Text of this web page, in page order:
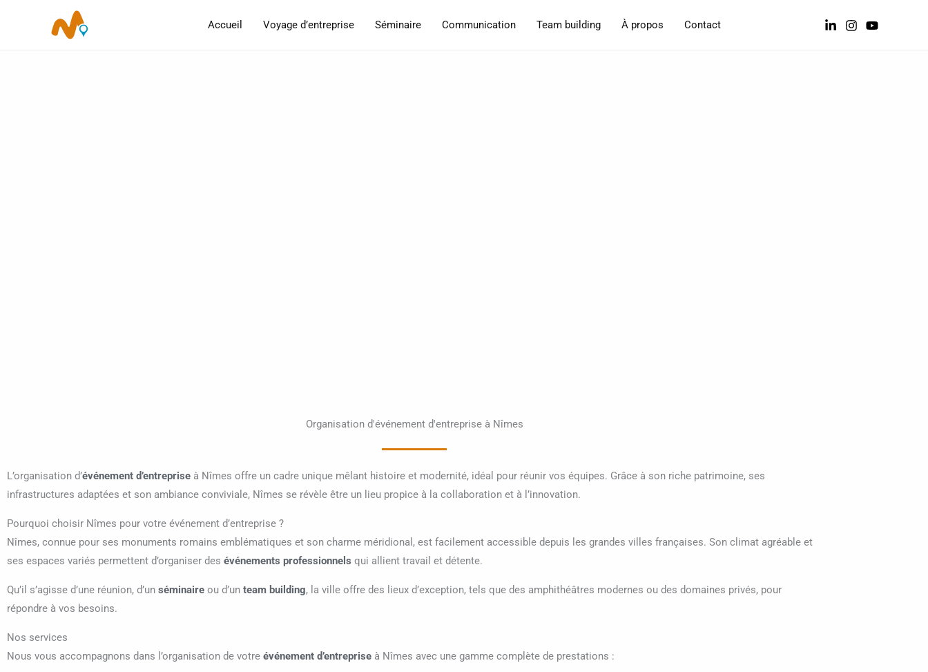
Accueil Voyage d’entreprise Séminaire Communication Team building À propos Contact
Organisation d'événement d'entreprise à Nîmes
L’organisation d’événement d’entreprise à Nîmes offre un cadre unique mêlant histoire et modernité, idéal pour réunir vos équipes. Grâce à son riche patrimoine, ses
infrastructures adaptées et son ambiance conviviale, Nîmes se révèle être un lieu propice à la collaboration et à l’innovation.
Pourquoi choisir Nîmes pour votre événement d’entreprise ?
Nîmes, connue pour ses monuments romains emblématiques et son charme méridional, est facilement accessible depuis les grandes villes françaises. Son climat agréable et
ses espaces variés permettent d’organiser des événements professionnels qui allient travail et détente.
Qu’il s’agisse d’une réunion, d’un séminaire ou d’un team building, la ville offre des lieux d’exception, tels que des amphithéâtres modernes ou des domaines privés, pour
répondre à vos besoins.
Nos services
Nous vous accompagnons dans l’organisation de votre événement d’entreprise à Nîmes avec une gamme complète de prestations :